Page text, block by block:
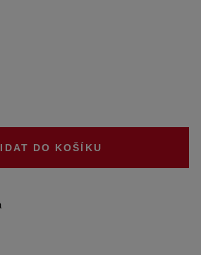
DO KOŠÍKU